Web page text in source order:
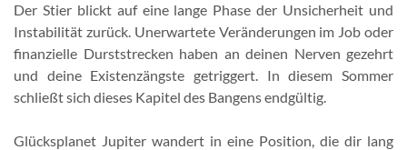
Der Stier blickt auf eine lange Phase der Unsicherheit und
Instabilität zurück. Unerwartete Veränderungen im Job oder
finanzielle Durststrecken haben an deinen Nerven gezehrt
und deine Existenzängste getriggert. In diesem Sommer
schließt sich dieses Kapitel des Bangens endgültig.
Glücksplanet Jupiter wandert in eine Position, die dir lang